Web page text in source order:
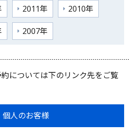
2011年 2010年
2007年
については下のリンク先をご覧
個人のお客様